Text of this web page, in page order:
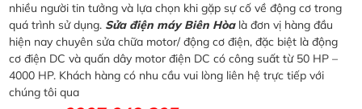
nhiều người tin tưởng và lựa chọn khi gặp sự cố về động cơ trong
quá trình sử dụng. Sửa điện máy Biên Hòalà đơn vị hàng đầu
hiện nay chuyên sửa chữa motor/ động cơ điện, đặc biệt là động
cơ điện DC và quấn dây motor điện DC có công suất từ 50 HP –
4000 HP. Khách hàng có nhu cầu vui lòng liên hệ trực tiếp với
chúng tôi qua